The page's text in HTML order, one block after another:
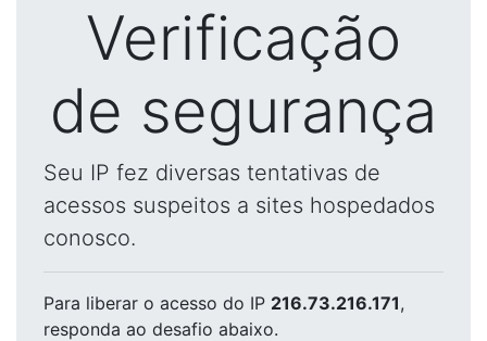
Verificação
de segurança
Seu IP fez diversas tentativas de
acessos suspeitos a sites hospedados
conosco.
Para liberar o acesso do IP 216.73.216.171,
responda ao desafio abaixo.